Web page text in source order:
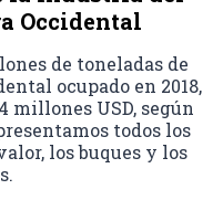
Occidental
de toneladas de
ocupado en 2018,
millones USD, según
todos los
los buques y los